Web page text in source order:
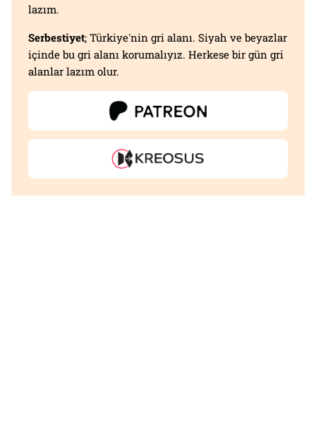
lazım.
Serbestiyet; Türkiye'nin gri alanı. Siyah ve beyazlar
içinde bu gri alanı korumalıyız. Herkese bir gün gri
alanlar lazım olur.